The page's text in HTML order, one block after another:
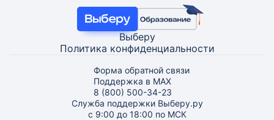
Выберу
Политика конфиденциальности
Форма обратной связи
Поддержка в MAX
8 (800) 500-34-23
Служба поддержки Выберу.ру
с 9:00 до 18:00 по МСК